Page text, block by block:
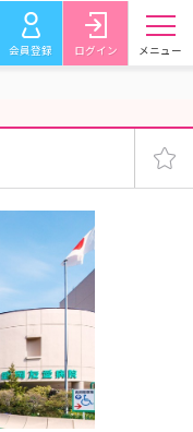
会員登録 ログイン メニュー